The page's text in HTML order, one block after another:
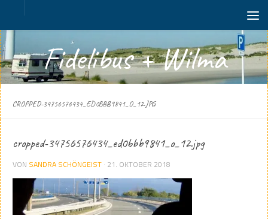
Zum Inhalt springen
Fidelibus + Wilma
CROPPED-34756576434_ED0BBB9841_O_12.JPG
cropped-34756576434_ed0bbb9841_o_12.jpg
VON SANDRA SCHÖNGEIST · 21. OKTOBER 2018